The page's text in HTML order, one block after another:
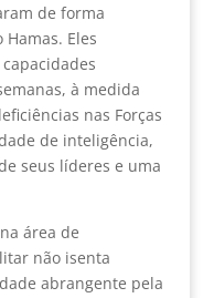
de forma
Eles
à medida
nas Forças
de inteligência,
seus líderes e uma
área de
não isenta
abrangente pela